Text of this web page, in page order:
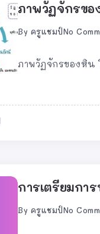
ภาพวัฏจักรข
By ครูแชมป์No
ภาพวัฏจักรของหิน
การเตรียมกา
By ครูแชมป์No